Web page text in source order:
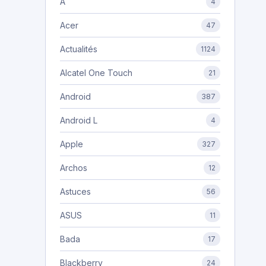
Acer 47
Actualités 1124
Alcatel One Touch 21
Android 387
Android L 4
Apple 327
Archos 12
Astuces 56
ASUS 11
Bada 17
Blackberry 24